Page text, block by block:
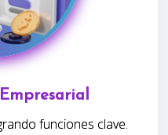
funciones clave.